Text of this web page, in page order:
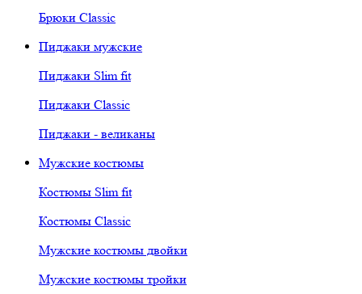
Брюки Classic
Пиджаки мужские
Пиджаки Slim fit
Пиджаки Classic
Пиджаки - великаны
Мужские костюмы
Костюмы Slim fit
Костюмы Classic
Мужские костюмы двойки
Мужские костюмы тройки